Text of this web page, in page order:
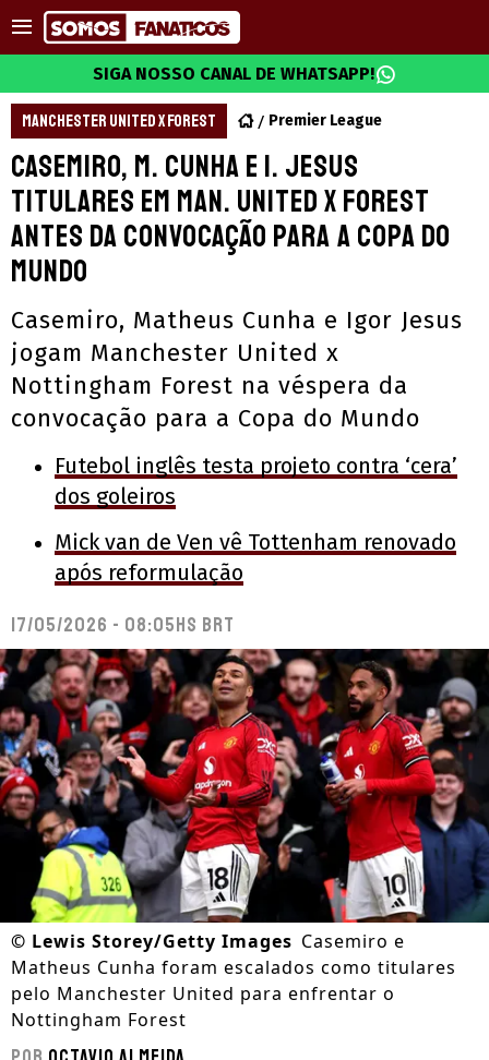
SIGA NOSSO CANAL DE WHATSAPP!
MANCHESTER UNITED X FOREST Premier League
Casemiro, M. Cunha e I. Jesus
titulares em Man. United x Forest
antes da convocação para a Copa do
Mundo
Casemiro, Matheus Cunha e Igor Jesus
jogam Manchester United x
Nottingham Forest na véspera da
convocação para a Copa do Mundo
Futebol inglês testa projeto contra ‘cera’
dos goleiros
Mick van de Ven vê Tottenham renovado
após reformulação
17/05/2026 - 08:05hs BRT
© Lewis Storey/Getty Images Casemiro e
Matheus Cunha foram escalados como titulares
pelo Manchester United para enfrentar o
Nottingham Forest